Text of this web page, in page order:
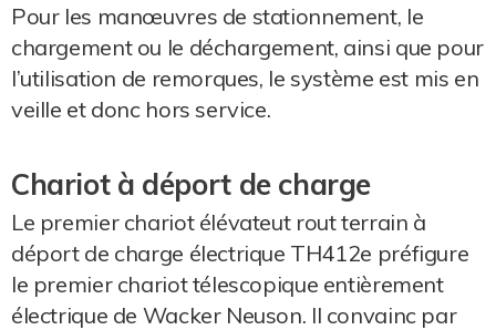
Pour les manœuvres de stationnement, le
chargement ou le déchargement, ainsi que pour
l’utilisation de remorques, le système est mis en
veille et donc hors service.
Chariot à déport de charge
Le premier chariot élévateut rout terrain à
déport de charge électrique TH412e préfigure
le premier chariot télescopique entièrement
électrique de Wacker Neuson. Il convainc par